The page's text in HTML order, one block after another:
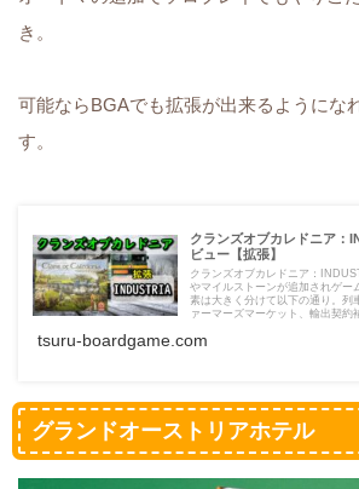
き。
可能ならBGAでも拡張が出来るようにな
す。
クランズオブカレドニア：
ビュー【拡張】
クランズオブカレドニア：
やマイルストーンが追加されゲー
素は大きく分けて以下の通り。列
ァーマーズマーケット、輸出契約
tsuru-boardgame.com
グランドオーストリアホテル